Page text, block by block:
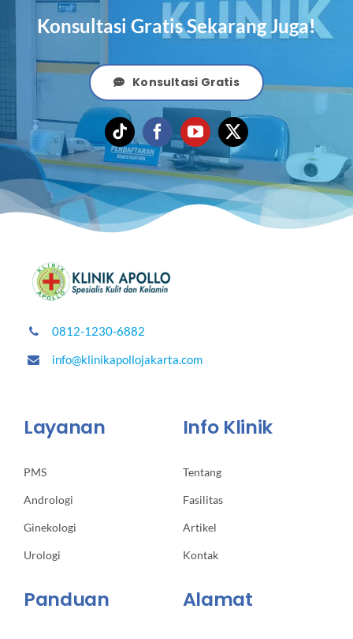
Konsultasi Gratis Sekarang Juga!
Konsultasi Gratis
0812-1230-6882
info@klinikapollojakarta.com
Layanan
PMS
Andrologi
Ginekologi
Urologi
Info Klinik
Tentang
Fasilitas
Artikel
Kontak
Panduan Alamat